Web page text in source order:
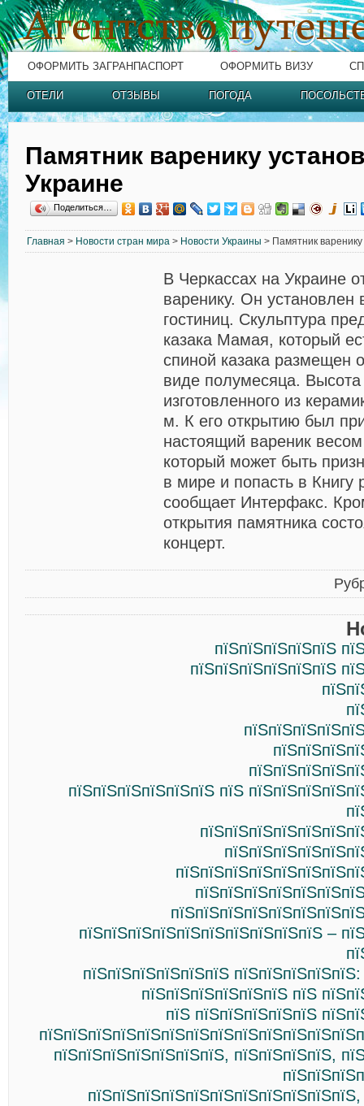
ОФОРМИТЬ ЗАГРАНПАСПОРТ ОФОРМИТЬ ВИЗУ
ОТЕЛИ ОТЗЫВЫ ПОГОДА
Памятник варенику
Украине
Поделиться…
Главная > Новости стран мира > Новости Украины > Памятник
В Черкассах на Украине
варенику. Он установлен
гостиниц. Скульптура
казака Мамая, который
спиной казака размещен
виде полумесяца.
изготовленного из
м. К его открытию был
настоящий вареник весом
который может быть
в мире и попасть в Книгу
сообщает Интерфакс.
открытия памятника
концерт.
пїЅпїЅпїЅпїЅпїЅ
пїЅпїЅпїЅпїЅпїЅпїЅ
пїЅпїЅпїЅпїЅпїЅпїЅ пїЅ
пїЅпїЅпїЅпїЅпїЅпїЅпїЅпїЅпїЅпїЅ –
пїЅпїЅпїЅпїЅпїЅпїЅ
пїЅпїЅпїЅпїЅпїЅпїЅ пїЅ
пїЅ пїЅпїЅпїЅпїЅпїЅ
пїЅпїЅпїЅпїЅпїЅпїЅпїЅ, пїЅпїЅпїЅпїЅ,